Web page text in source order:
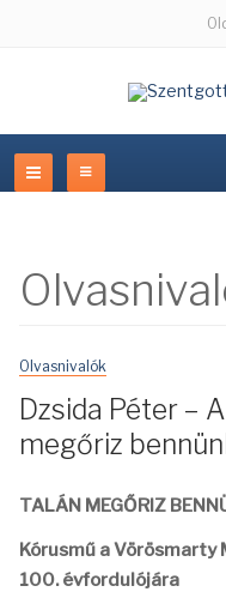
Olvasnivalók
Dzsida Péter –
megőriz
TALÁN MEGŐRIZ
Kórusmű a Vörösmarty
100. évfordulójára